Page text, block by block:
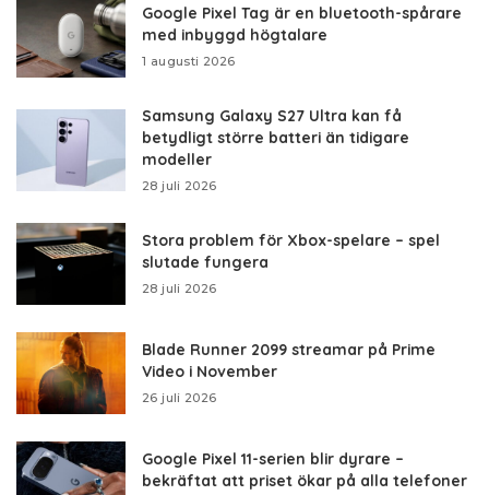
Google Pixel Tag är en bluetooth-spårare
med inbyggd högtalare
1 augusti 2026
Samsung Galaxy S27 Ultra kan få
betydligt större batteri än tidigare
modeller
28 juli 2026
Stora problem för Xbox-spelare – spel
slutade fungera
28 juli 2026
Blade Runner 2099 streamar på Prime
Video i November
26 juli 2026
Google Pixel 11-serien blir dyrare –
bekräftat att priset ökar på alla telefoner